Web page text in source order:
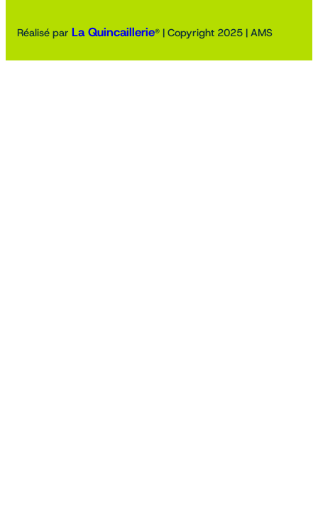
Réalisé par La Quincaillerie® | Copyright 2025 | AMS